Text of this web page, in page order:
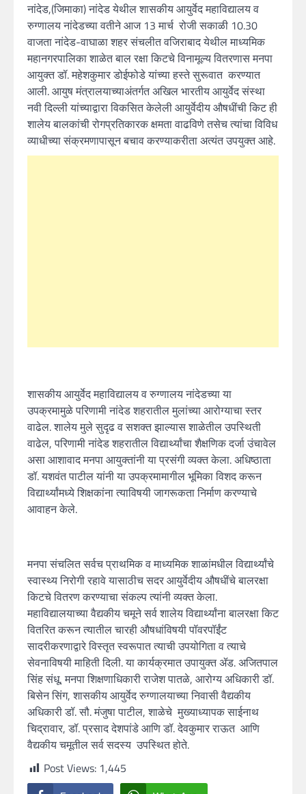
नांदेड,(जिमाका) नांदेड येथील शासकीय आयुर्वेद महाविद्यालय व
रुग्णालय नांदेडच्या वतीने आज 13 मार्च रोजी सकाळी 10.30
वाजता नांदेड-वाघाळा शहर संचलीत वजिराबाद येथील माध्यमिक
महानगरपालिका शाळेत बाल रक्षा किटचे विनामूल्य वितरणास मनपा
आयुक्त डॉ. महेशकुमार डोईफोडे यांच्या हस्ते सुरूवात करण्यात
आली. आयुष मंत्रालयाच्याअंतर्गत अखिल भारतीय आयुर्वेद संस्था
नवी दिल्ली यांच्याद्वारा विकसित केलेली आयुर्वेदीय औषधींची किट ही
शालेय बालकांची रोगप्रतिकारक क्षमता वाढविणे तसेच त्यांचा विविध
व्याधीच्या संक्रमणापासून बचाव करण्याकरीता अत्यंत उपयुक्त आहे.
शासकीय आयुर्वेद महाविद्यालय व रुग्णालय नांदेडच्या या
उपक्रमामुळे परिणामी नांदेड शहरातील मुलांच्या आरोग्याचा स्तर
वाढेल. शालेय मुले सुदृढ व सशक्त झाल्यास शाळेतील उपस्थिती
वाढेल, परिणामी नांदेड शहरातील विद्यार्थ्यांचा शैक्षणिक दर्जा उंचावेल
असा आशावाद मनपा आयुक्तांनी या प्रसंगी व्यक्त केला. अधिष्ठाता
डॉ. यशवंत पाटील यांनी या उपक्रमामागील भूमिका विशद करून
विद्यार्थ्यांमध्ये शिक्षकांना त्याविषयी जागरूकता निर्माण करण्याचे
आवाहन केले.
मनपा संचलित सर्वच प्राथमिक व माध्यमिक शाळांमधील विद्यार्थ्यांचे
स्वास्थ्य निरोगी रहावे यासाठीच सदर आयुर्वेदीय औषधींचे बालरक्षा
किटचे वितरण करण्याचा संकल्प त्यांनी व्यक्त केला.
महाविद्यालयाच्या वैद्यकीय चमूने सर्व शालेय विद्यार्थ्यांना बालरक्षा किट
वितरित करून त्यातील चारही औषधांविषयी पॉवरपॉईंट
सादरीकरणाद्वारे विस्तृत स्वरूपात त्याची उपयोगिता व त्याचे
सेवनाविषयी माहिती दिली. या कार्यक्रमात उपायुक्त ॲड. अजितपाल
सिंह संधू, मनपा शिक्षणाधिकारी राजेश पातळे, आरोग्य अधिकारी डॉ.
बिसेन सिंग, शासकीय आयुर्वेद रुग्णालयाच्या निवासी वैद्यकीय
अधिकारी डॉ. सौ. मंजुषा पाटील, शाळेचे मुख्याध्यापक साईनाथ
चिद्रावार, डॉ. प्रसाद देशपांडे आणि डॉ. देवकुमार राऊत आणि
वैद्यकीय चमूतील सर्व सदस्य उपस्थित होते.
Post Views: 1,445